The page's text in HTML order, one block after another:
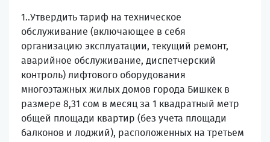
1..Утвердить тариф на техническое
обслуживание (включающее в себя
организацию эксплуатации, текущий ремонт,
аварийное обслуживание, диспетчерский
контроль) лифтового оборудования
многоэтажных жилых домов города Бишкек в
размере 8,31 сом в месяц за 1 квадратный метр
общей площади квартир (без учета площади
балконов и лоджий), расположенных на третьем